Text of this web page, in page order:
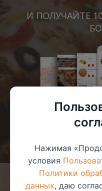
И ПОЛУЧАЙТЕ
Нажимая
условия
Политики
данных, даю